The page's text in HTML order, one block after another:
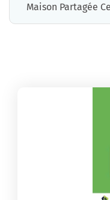
Maison Partagée